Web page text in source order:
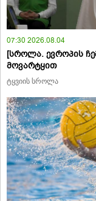
07:30 2026.08.04
[სროლა. ევროპის
მოვარტყით
ტყვიის სროლა